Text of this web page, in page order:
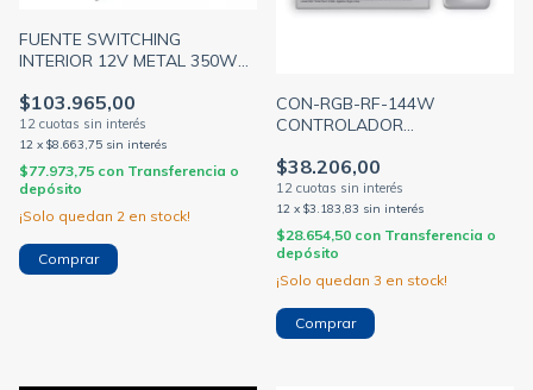
FUENTE SWITCHING
INTERIOR 12V METAL 350W
$103.965,00
12 x $8.663,75 sin interés
$77.973,75 con Transferencia o
depósito
¡Solo quedan 2 en stock!
CON-RGB-RF-144W
CONTROLADOR
H/10 MTS (MACROLED)
$38.206,00
12 x $3.183,83 sin interés
$28.654,50 con Transferencia o
depósito
¡Solo quedan 3 en stock!